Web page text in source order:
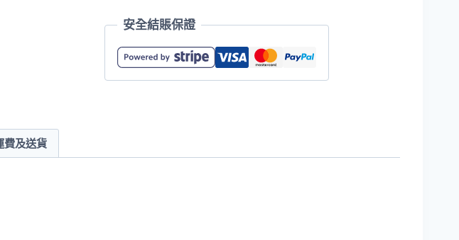
01
12.7oz
連
安全結賬保證
費及送貨